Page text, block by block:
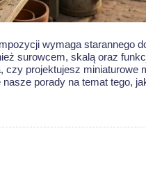
wymaga starannego
surowcem, skalą oraz
projektujesz miniaturowe
porady na temat tego,